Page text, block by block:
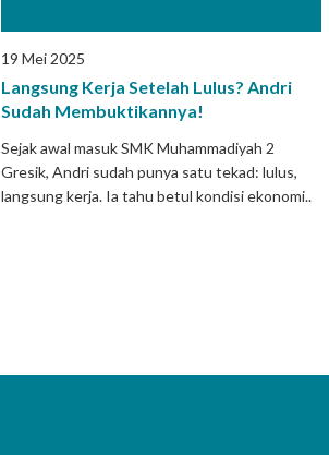
19 Mei 2025
Langsung Kerja Setelah Lulus? Andri
Sudah Membuktikannya!
Sejak awal masuk SMK Muhammadiyah 2
Gresik, Andri sudah punya satu tekad: lulus,
langsung kerja. Ia tahu betul kondisi ekonomi..